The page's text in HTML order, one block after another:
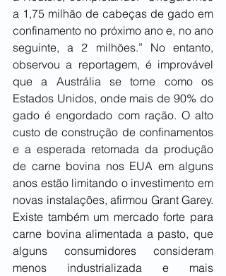
a 1,75 milhão de cabeças de gado em
confinamento no próximo ano e, no ano
seguinte, a 2 milhões.” No entanto,
observou a reportagem, é improvável
que a Austrália se torne como os
Estados Unidos, onde mais de 90% do
gado é engordado com ração. O alto
custo de construção de confinamentos
e a esperada retomada da produção
de carne bovina nos EUA em alguns
anos estão limitando o investimento em
novas instalações, afirmou Grant Garey.
Existe também um mercado forte para
carne bovina alimentada a pasto, que
alguns consumidores consideram
menos industrializada e mais